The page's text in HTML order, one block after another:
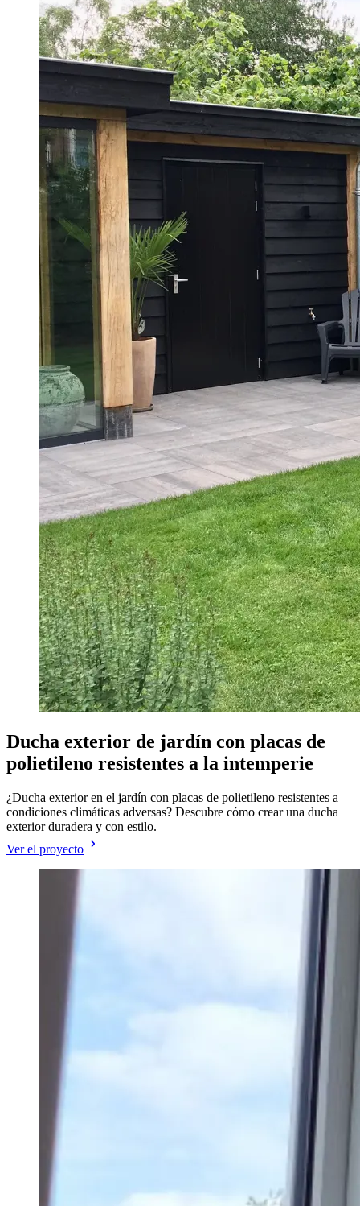
Ducha exterior de jardín con placas de
polietileno resistentes a la intemperie
¿Ducha exterior en el jardín con placas de polietileno resistentes a
condiciones climáticas adversas? Descubre cómo crear una ducha
exterior duradera y con estilo.
Ver el proyecto